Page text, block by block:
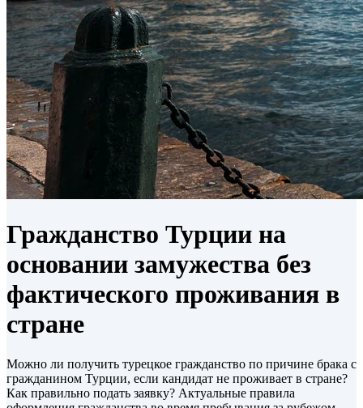
Гражданство Турции на
основании замужества без
фактического проживания в
стране
Можно ли получить турецкое гражданство по причине брака с
гражданином Турции, если кандидат не проживает в стране?
Как правильно подать заявку? Актуальные правила